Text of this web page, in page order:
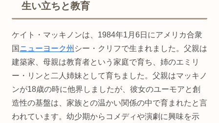
生い立ちと教育
ケイト・マッキノンは、1984年1月6日にアメリカ合衆
国 ニューヨーク州 シー・クリフで生まれました。父親は
建築家、母親は教育者という家庭で育ち、姉のエミリ
ー・リンと二人姉妹として育ちました。父親はマッキノ
ンが18歳の時に他界しましたが、彼女のユーモアと創
造性の基盤は、家族との温かい関係の中で育まれたと言
われています。幼少期からコメディや演劇に興味を示